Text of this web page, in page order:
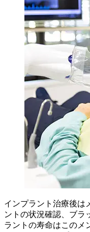
インプラント治療後は
ントの状況確認、ブラ
ラントの寿命はこのメ